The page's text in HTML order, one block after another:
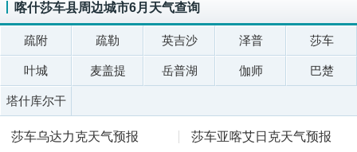
喀什莎车县周边城市6月天气查询
疏附 疏勒 英吉沙 泽普 莎车
叶城 麦盖提 岳普湖 伽师 巴楚
塔什库尔干
莎车乌达力克天气预报
莎车亚喀艾日克天气预报